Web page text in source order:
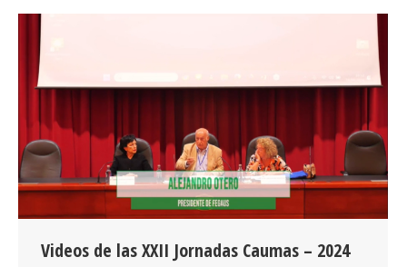
Videos de las XXII Jornadas Caumas – 2024